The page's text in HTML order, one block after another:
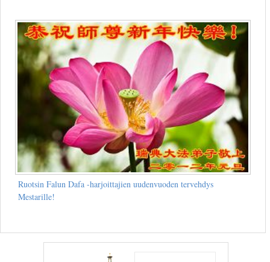
Ruotsin Falun Dafa -harjoittajien uudenvuoden tervehdys
Mestarille!